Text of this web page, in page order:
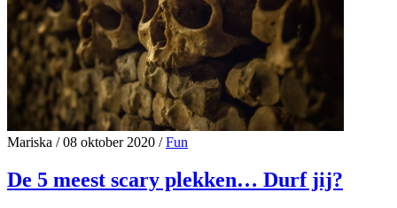
Mariska /08 oktober 2020 / Fun
De 5 meest scary plekken… Durf jij?